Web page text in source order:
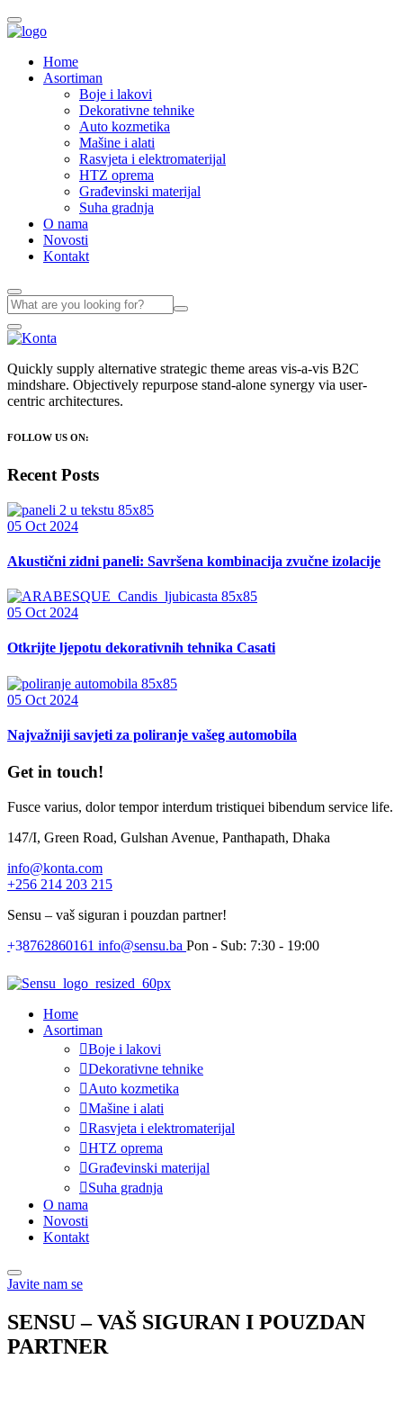
Home
Asortiman
Boje i lakovi
Dekorativne tehnike
Auto kozmetika
Mašine i alati
Rasvjeta i elektromaterijal
HTZ oprema
Građevinski materijal
Suha gradnja
O nama
Novosti
Kontakt
Quickly supply alternative strategic theme areas vis-a-vis B2C
mindshare. Objectively repurpose stand-alone synergy via user-
centric architectures.
FOLLOW US ON:
Recent Posts
05 Oct 2024
Akustični zidni paneli: Savršena kombinacija zvučne izolacije
05 Oct 2024
Otkrijte ljepotu dekorativnih tehnika Casati
05 Oct 2024
Najvažniji savjeti za poliranje vašeg automobila
Get in touch!
Fusce varius, dolor tempor interdum tristiquei bibendum service life.
147/I, Green Road, Gulshan Avenue, Panthapath, Dhaka
info@konta.com
+256 214 203 215
Sensu – vaš siguran i pouzdan partner!
+38762860161 info@sensu.ba Pon - Sub: 7:30 - 19:00
Home
Asortiman
Boje i lakovi
Dekorativne tehnike
Auto kozmetika
Mašine i alati
Rasvjeta i elektromaterijal
HTZ oprema
Građevinski materijal
Suha gradnja
O nama
Novosti
Kontakt
Javite nam se
SENSU – VAŠ SIGURAN I POUZDAN
PARTNER